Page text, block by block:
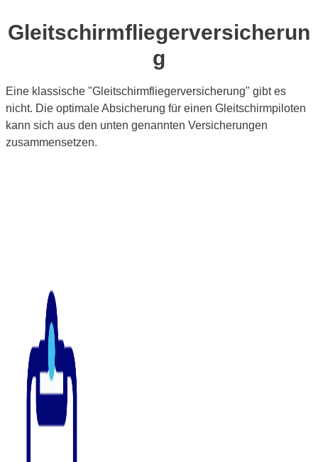
Gleitschirmfliegerversicherun
g
Eine klassische "Gleitschirmfliegerversicherung" gibt es
nicht. Die optimale Absicherung für einen Gleitschirmpiloten
kann sich aus den unten genannten Versicherungen
zusammensetzen.